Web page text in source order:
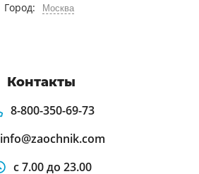
Город: Москва
Контакты
8-800-350-69-73
info@zaochnik.com
с 7.00 до 23.00